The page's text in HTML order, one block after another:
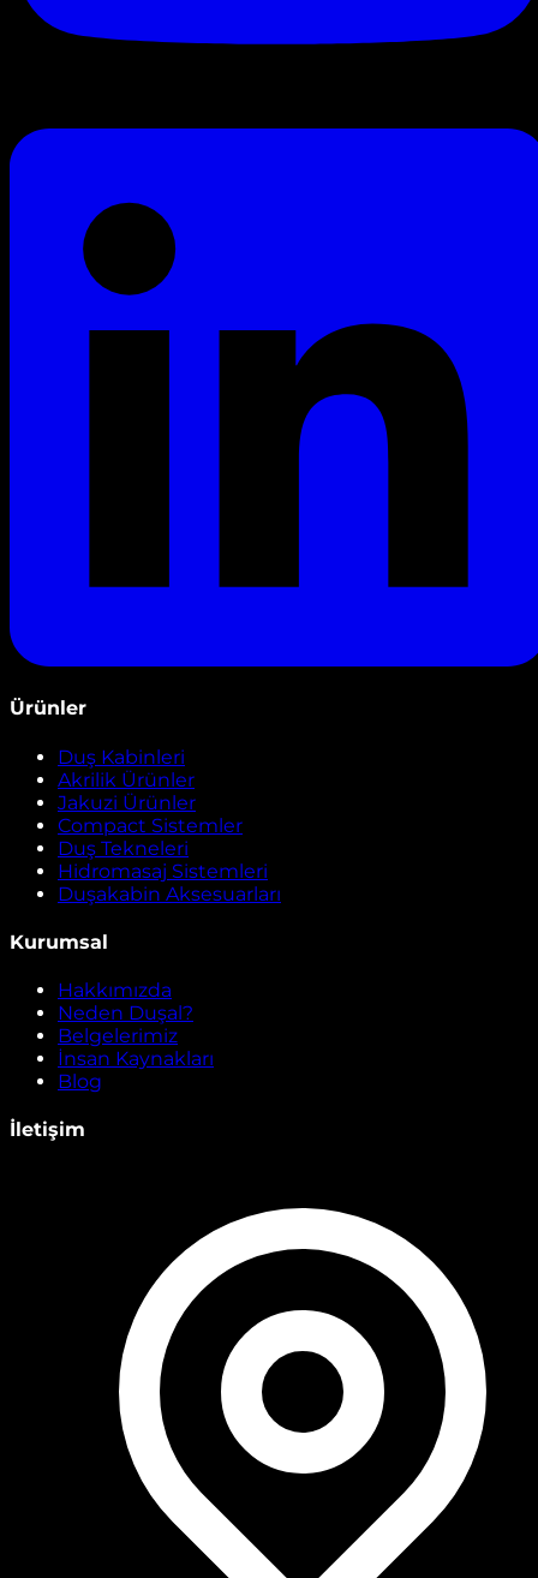
Ürünler
Duş Kabinleri
Akrilik Ürünler
Jakuzi Ürünler
Compact Sistemler
Duş Tekneleri
Hidromasaj Sistemleri
Duşakabin Aksesuarları
Kurumsal
Hakkımızda
Neden Duşal?
Belgelerimiz
İnsan Kaynakları
Blog
İletişim